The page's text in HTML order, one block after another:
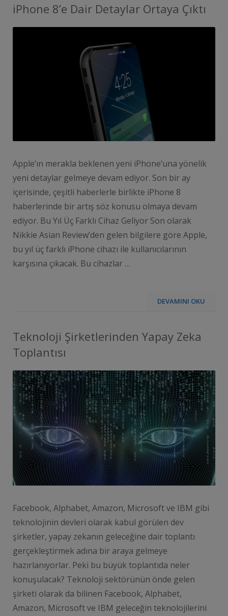
iPhone 8’e Dair Detaylar Ortaya Çıktı
Apple’ın merakla beklenen yeni iPhone’una yönelik
yeni detaylar gelmeye devam ediyor. Son bir ay
içerisinde, çeşitli haberlerle birlikte iPhone 8
haberlerinde bir artış söz konusu olmaya devam
ediyor. Bu Yıl Üç Farklı Cihaz Geliyor Son olarak
Nikkie Asian Review’den gelen bilgilere göre Apple,
bu yıl üç farklı iPhone cihazı ile kullanıcılarının
karşısına çıkacak. Bu cihazlar …
DEVAMINI OKU
Teknoloji Şirketlerinden Yapay Zeka
Toplantısı
Facebook, Alphabet, Amazon, Microsoft ve IBM gibi
teknolojinin devleri olarak kabul görülen dev
şirketler, yapay zekanın geleceğine dair toplantı
gerçekleştirmek adına bir araya gelmeye
hazırlanıyorlar. Peki bu büyük toplantıda neler
konuşulacak? Teknoloji sektörünün önde gelen
şirketi olarak da bilinen Facebook, Alphabet,
Amazon, Microsoft ve IBM geleceğin teknolojilerini